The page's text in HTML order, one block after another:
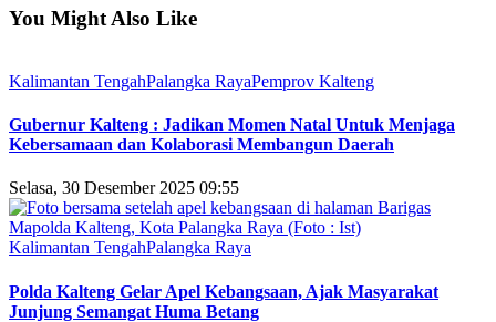
You Might Also Like
Kalimantan TengahPalangka RayaPemprov Kalteng
Gubernur Kalteng : Jadikan Momen Natal Untuk Menjaga
Kebersamaan dan Kolaborasi Membangun Daerah
Selasa, 30 Desember 2025 09:55
Kalimantan TengahPalangka Raya
Polda Kalteng Gelar Apel Kebangsaan, Ajak Masyarakat
Junjung Semangat Huma Betang